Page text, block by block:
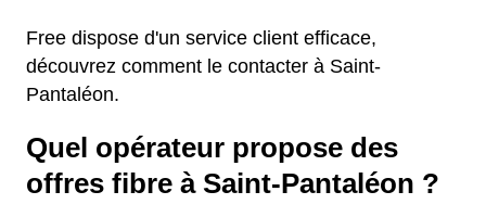
Free dispose d'un service client efficace,
découvrez comment le contacter à Saint-
Pantaléon.
Quel opérateur propose des
offres fibre à Saint-Pantaléon ?